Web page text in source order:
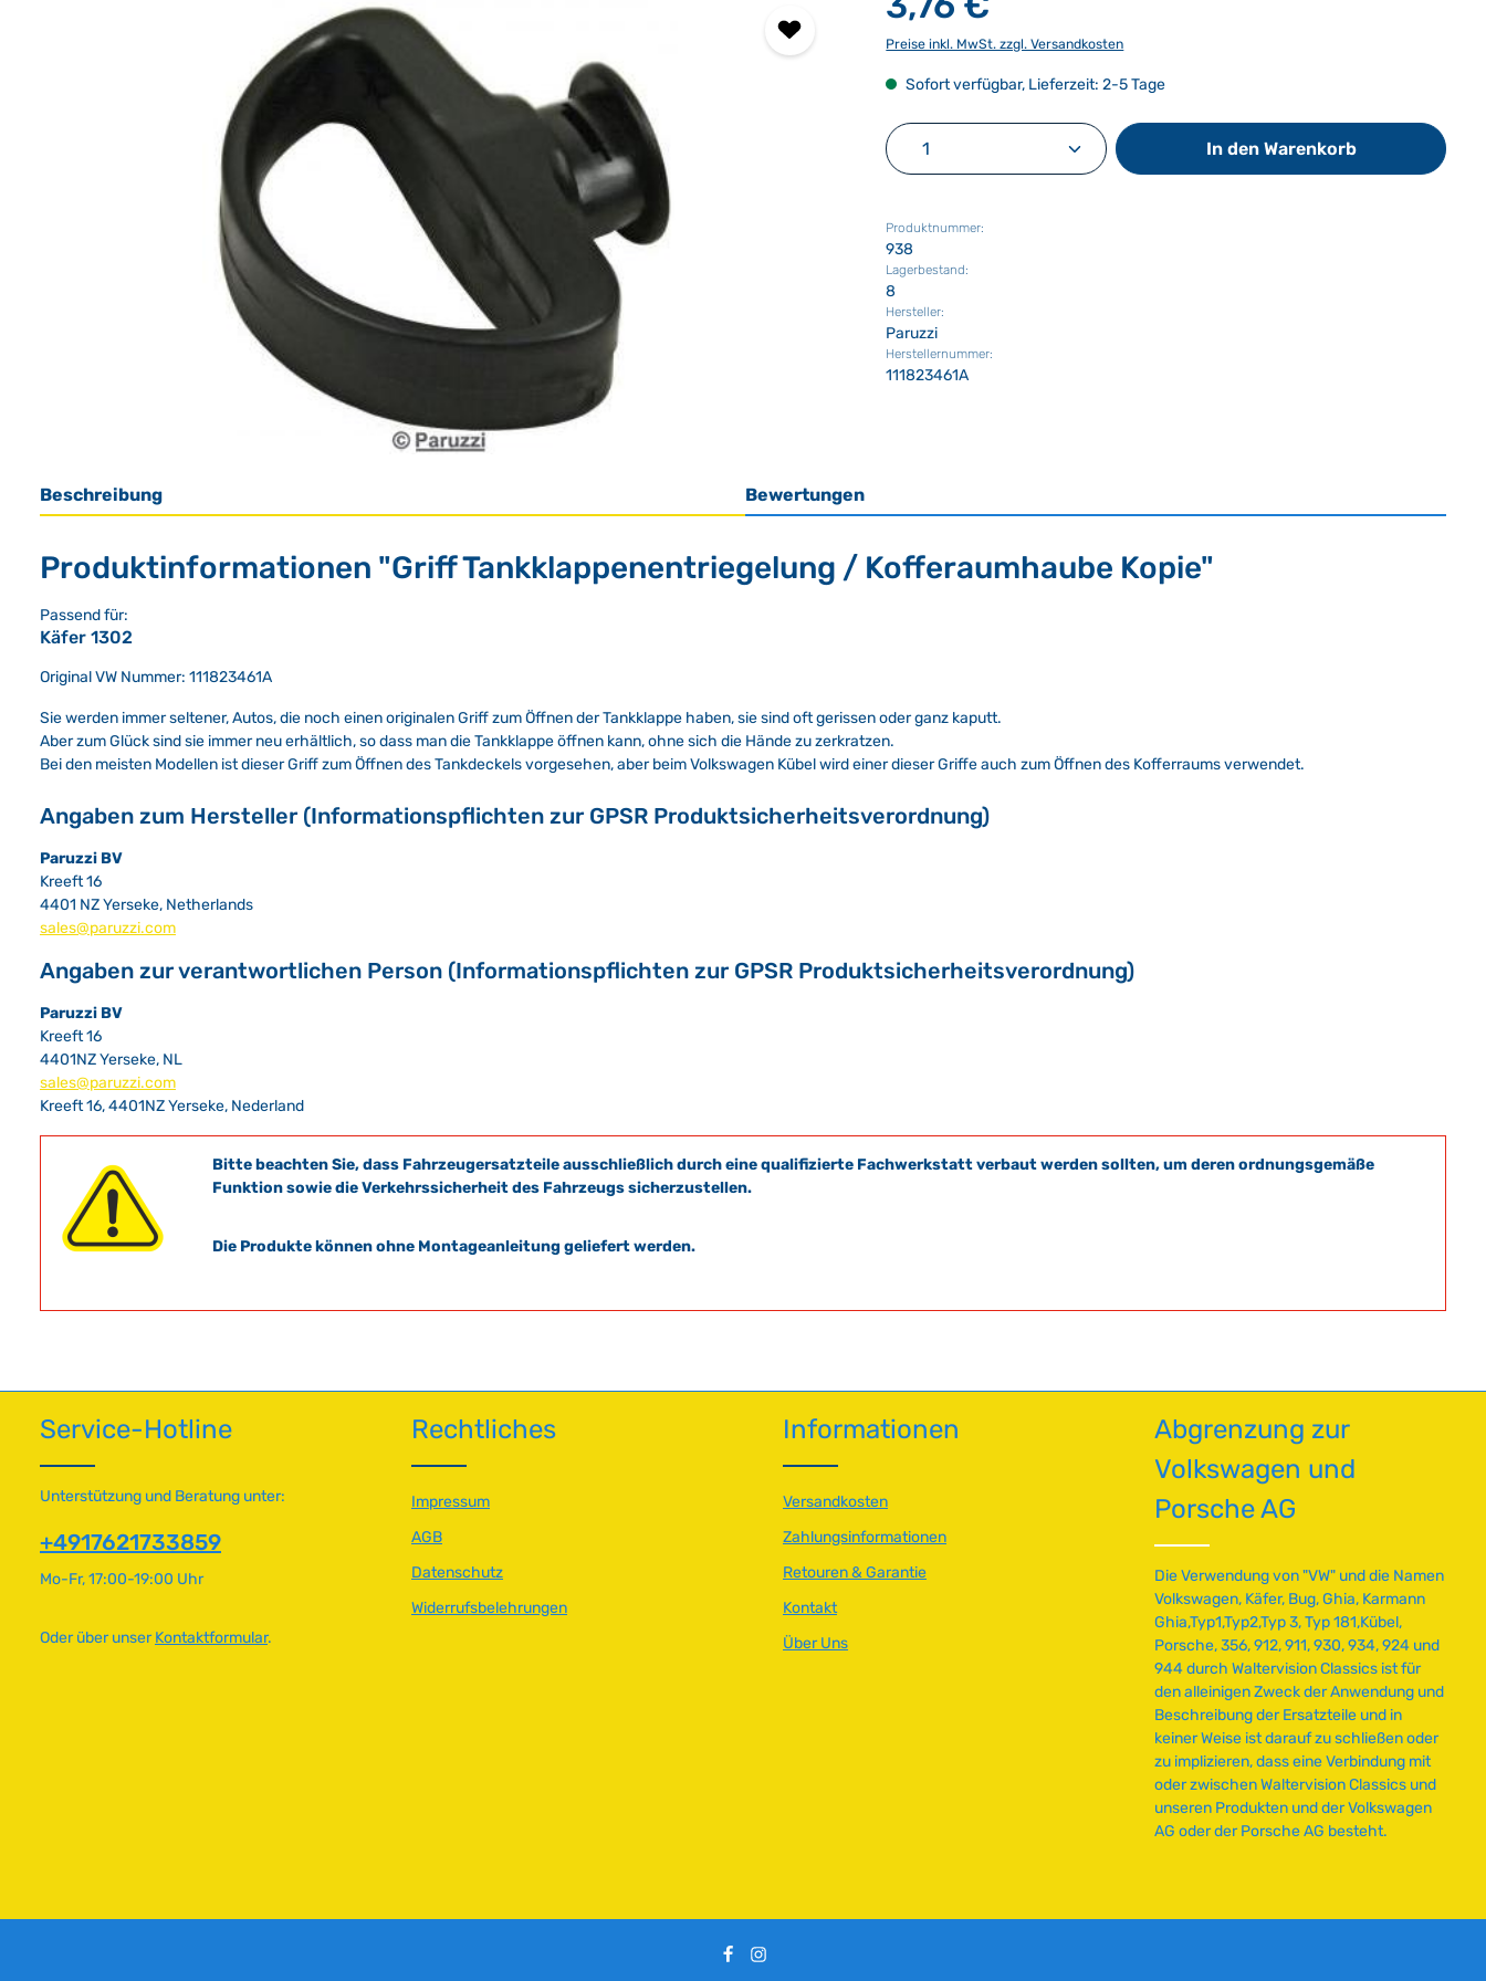
Preise inkl. MwSt. zzgl. Versandkosten
Sofort verfügbar, Lieferzeit: 2-5 Tage
Produkt Anzahl: Gib den gewünschten Wert ein
In den Warenkorb
Produktnummer:
938
Lagerbestand:
8
Hersteller:
Paruzzi
Herstellernummer:
111823461A
Beschreibung Bewertungen
Produktinformationen "Griff Tankklappenentriegelung / Kofferaumhaube Kopie"
Passend für:
Käfer 1302
Original VW Nummer: 111823461A
Sie werden immer seltener, Autos, die noch einen originalen Griff zum Öffnen der Tankklappe haben, sie sind oft gerissen oder ganz kaputt.
Aber zum Glück sind sie immer neu erhältlich, so dass man die Tankklappe öffnen kann, ohne sich die Hände zu zerkratzen.
Bei den meisten Modellen ist dieser Griff zum Öffnen des Tankdeckels vorgesehen, aber beim Volkswagen Kübel wird einer dieser Griffe auch zum Öffnen des Kofferraums verwendet.
Angaben zum Hersteller (Informationspflichten zur GPSR Produktsicherheitsverordnung)
Paruzzi BV
Kreeft 16
4401 NZ Yerseke, Netherlands
sales@paruzzi.com
Angaben zur verantwortlichen Person (Informationspflichten zur GPSR Produktsicherheitsverordnung)
Paruzzi BV
Kreeft 16
4401NZ Yerseke, NL
sales@paruzzi.com
Kreeft 16, 4401NZ Yerseke, Nederland
Bitte beachten Sie, dass Fahrzeugersatzteile ausschließlich durch eine qualifizierte Fachwerkstatt verbaut werden sollten, um deren ordnungsgemäße
Funktion sowie die Verkehrssicherheit des Fahrzeugs sicherzustellen.
Die Produkte können ohne Montageanleitung geliefert werden.
Service-Hotline
Unterstützung und Beratung unter:
+4917621733859
Mo-Fr, 17:00-19:00 Uhr
Oder über unserKontaktformular.
Rechtliches
Impressum
AGB
Datenschutz
Widerrufsbelehrungen
Informationen
Versandkosten
Zahlungsinformationen
Retouren & Garantie
Kontakt
Über Uns
Abgrenzung zur
Volkswagen und
Porsche AG
Die Verwendung von "VW" und die Namen
Volkswagen, Käfer, Bug, Ghia, Karmann
Ghia,Typ1,Typ2,Typ 3, Typ 181,Kübel,
Porsche, 356, 912, 911, 930, 934, 924 und
944 durch Waltervision Classics ist für
den alleinigen Zweck der Anwendung und
Beschreibung der Ersatzteile und in
keiner Weise ist darauf zu schließen oder
zu implizieren, dass eine Verbindung mit
oder zwischen Waltervision Classics und
unseren Produkten und der Volkswagen
AG oder der Porsche AG besteht.